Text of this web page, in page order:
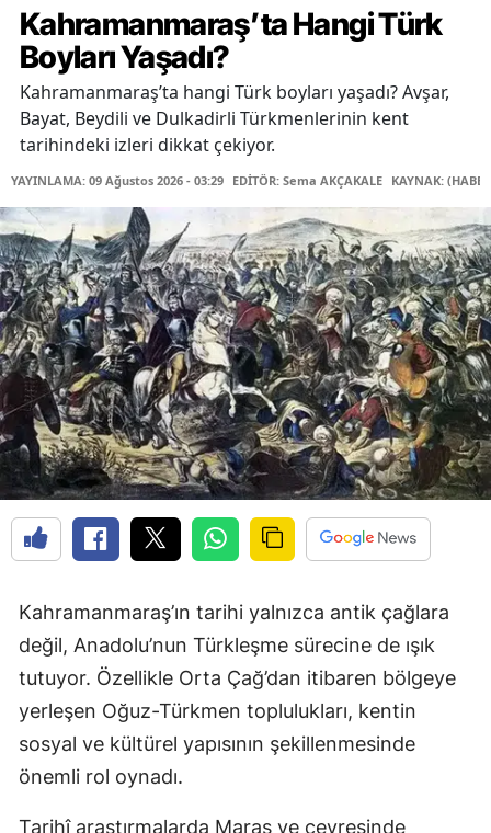
Kahramanmaraş’ta Hangi Türk
Boyları Yaşadı?
Kahramanmaraş’ta hangi Türk boyları yaşadı? Avşar,
Bayat, Beydili ve Dulkadirli Türkmenlerinin kent
tarihindeki izleri dikkat çekiyor.
YAYINLAMA: 09 Ağustos 2026 - 03:29 EDİTÖR: Sema AKÇAKALE KAYNAK:
Kahramanmaraş’ın tarihi yalnızca antik çağlara
değil, Anadolu’nun Türkleşme sürecine de ışık
tutuyor. Özellikle Orta Çağ’dan itibaren bölgeye
yerleşen Oğuz-Türkmen toplulukları, kentin
sosyal ve kültürel yapısının şekillenmesinde
önemli rol oynadı.
Tarihî araştırmalarda Maraş ve çevresinde